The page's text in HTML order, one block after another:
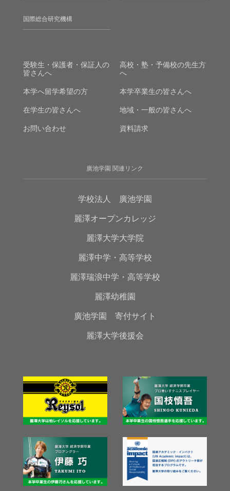
国際総合研究機構
受験生・保護者・保証人の
皆さんへ
高校・塾・予備校の先生方
へ
本学へ留学希望の方 本学卒業生の皆さんへ
在学生の皆さんへ 地域・一般の皆さんへ
お問い合わせ 資料請求
廣池学園 関連リンク
学校法人 廣池学園
麗澤オープンカレッジ
麗澤大学大学院
麗澤中学・高等学校
麗澤瑞浪中学・高等学校
麗澤幼稚園
廣池学園 寄付サイト
麗澤大学後援会